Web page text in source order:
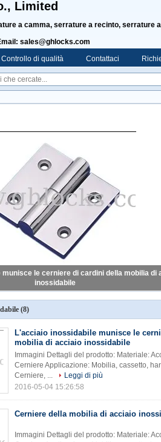
Limited
a camma, serrature a recinto, serrature a
sales@ghlocks.com
Controllo di qualità Contattaci
le cerniere di cardini della mobilia di
inossidabile
(8)
L'acciaio inossidabile munisce le
mobilia di acciaio inossidabile
Immagini Dettagli del prodotto: Materiale:
Cerniere Applicazione: Mobilia, cassetto,
Cerniere, ...
Leggi di più
2016-05-04 15:26:58
Cerniere della mobilia di acciaio
Immagini Dettagli del prodotto: Materiale: